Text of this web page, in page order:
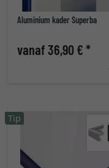
Aluminium kader Superba
vanaf 36,90 € *
Tip